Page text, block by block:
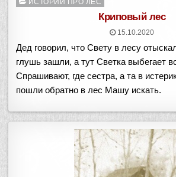
ИСТОРИИ ПРО ЛЕС
Криповый лес
15.10.2020
Дед говорил, что Свету в лесу
глушь зашли, а тут Светка выбегает
Спрашивают, где сестра, а та в
пошли обратно в лес Машу искать.